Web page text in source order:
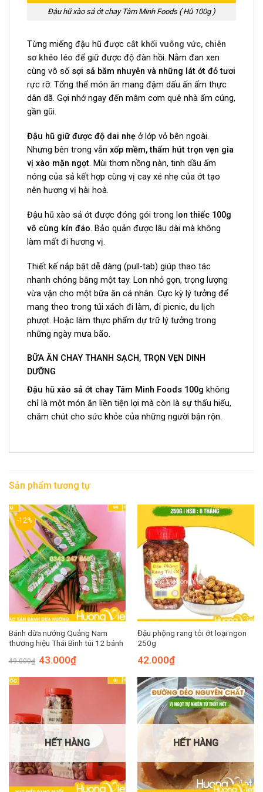
Đậu hũ xào sả ớt chay Tâm Minh Foods ( Hũ 100g )
Từng miếng đậu hũ được cắt khối vuông vức, chiên
sơ khéo léo để giữ được độ đàn hồi. Nằm đan xen
cùng vô số sợi sả băm nhuyễn và những lát ớt đỏ tươi
rực rỡ. Tổng thể món ăn mang đậm dấu ấn ẩm thực
dân dã. Gợi nhớ ngay đến mâm cơm quê nhà ấm cúng,
gần gũi.
Đậu hũ giữ được độ dai nhẹ ở lớp vỏ bên ngoài.
Nhưng bên trong vẫn xốp mềm, thấm hút trọn vẹn gia
vị xào mặn ngọt. Mùi thơm nồng nàn, tinh dầu ấm
nóng của sả kết hợp cùng vị cay xé nhẹ của ớt tạo
nên hương vị hài hoà.
Đậu hũ xào sả ớt được đóng gói trong l on thiếc 100g
vô cùng kín đáo. Bảo quản được lâu dài mà không
làm mất đi hương vị.
Thiết kế nắp bật dễ dàng (pull-tab) giúp thao tác
nhanh chóng bằng một tay. Lon nhỏ gọn, trọng lượng
vừa vặn cho một bữa ăn cá nhân. Cực kỳ lý tưởng để
mang theo trong túi xách đi làm, đi picnic, du lịch
phượt. Hoặc làm thực phẩm dự trữ lý tưởng trong
những ngày mưa bão.
BỮA ĂN CHAY THANH SẠCH, TRỌN VẸN DINH
DƯỠNG
Đậu hũ xào sả ớt chay Tâm Minh Foods 100g không
chỉ là một món ăn liền tiện lợi mà còn là sự thấu hiểu,
chăm chút cho sức khỏe của những người bận rộn.
Sản phẩm tương tự
-12%
Bánh dừa nướng Quảng Nam
thương hiệu Thái Bình túi 12 bánh
49.000₫ Giá
gốc
43.000₫Giá
Đậu phộng rang tỏi ớt loại ngon
250g
42.000₫
HẾT HÀNG HẾT HÀNG